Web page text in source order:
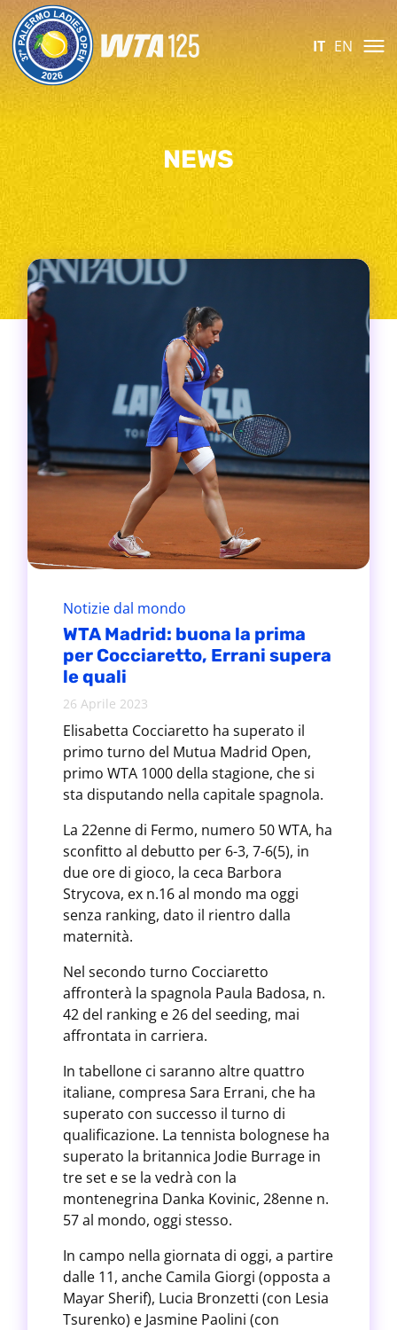
IT EN
NEWS
Notizie dal mondo
WTA Madrid: buona la prima
per Cocciaretto, Errani supera
le quali
26 Aprile 2023
Elisabetta Cocciaretto ha superato il
primo turno del Mutua Madrid Open,
primo WTA 1000 della stagione, che si
sta disputando nella capitale spagnola.
La 22enne di Fermo, numero 50 WTA, ha
sconfitto al debutto per 6-3, 7-6(5), in
due ore di gioco, la ceca Barbora
Strycova, ex n.16 al mondo ma oggi
senza ranking, dato il rientro dalla
maternità.
Nel secondo turno Cocciaretto
affronterà la spagnola Paula Badosa, n.
42 del ranking e 26 del seeding, mai
affrontata in carriera.
In tabellone ci saranno altre quattro
italiane, compresa Sara Errani, che ha
superato con successo il turno di
qualificazione. La tennista bolognese ha
superato la britannica Jodie Burrage in
tre set e se la vedrà con la
montenegrina Danka Kovinic, 28enne n.
57 al mondo, oggi stesso.
In campo nella giornata di oggi, a partire
dalle 11, anche Camila Giorgi (opposta a
Mayar Sherif), Lucia Bronzetti (con Lesia
Tsurenko) e Jasmine Paolini (con